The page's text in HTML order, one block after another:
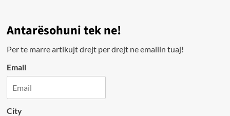
Antarësohuni tek ne!
Per te marre artikujt drejt per drejt ne emailin tuaj!
Email
City